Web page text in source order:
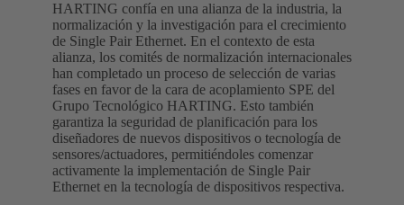
HARTING confía en una alianza de la industria, la
normalización y la investigación para el crecimiento
de Single Pair Ethernet. En el contexto de esta
alianza, los comités de normalización internacionales
han completado un proceso de selección de varias
fases en favor de la cara de acoplamiento SPE del
Grupo Tecnológico HARTING. Esto también
garantiza la seguridad de planificación para los
diseñadores de nuevos dispositivos o tecnología de
sensores/actuadores, permitiéndoles comenzar
activamente la implementación de Single Pair
Ethernet en la tecnología de dispositivos respectiva.